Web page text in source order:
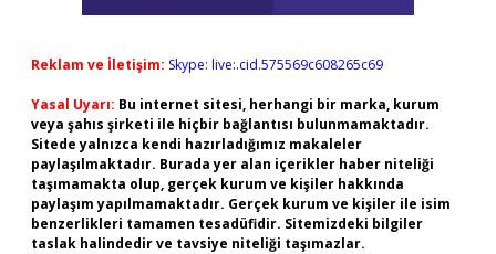
Reklam ve İletişim: Skype: live:.cid.575569c608265c69
Yasal Uyarı: Bu internet sitesi, herhangi bir marka, kurum
veya şahıs şirketi ile hiçbir bağlantısı bulunmamaktadır.
Sitede yalnızca kendi hazırladığımız makaleler
paylaşılmaktadır. Burada yer alan içerikler haber niteliği
taşımamakta olup, gerçek kurum ve kişiler hakkında
paylaşım yapılmamaktadır. Gerçek kurum ve kişiler ile isim
benzerlikleri tamamen tesadüfidir. Sitemizdeki bilgiler
taslak halindedir ve tavsiye niteliği taşımazlar.